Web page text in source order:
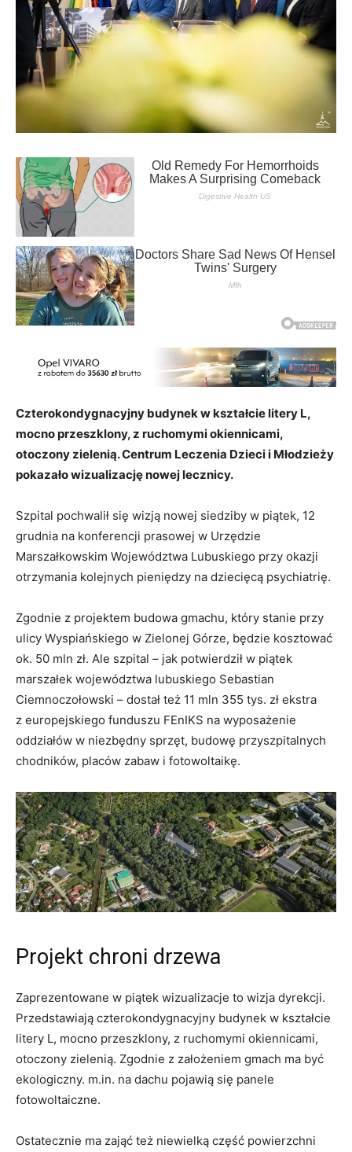
Czterokondygnacyjny budynek w kształcie litery L,
mocno przeszklony, z ruchomymi okiennicami,
otoczony zielenią. Centrum Leczenia Dzieci i Młodzieży
pokazało wizualizację nowej lecznicy.
Szpital pochwalił się wizją nowej siedziby w piątek, 12
grudnia na konferencji prasowej w Urzędzie
Marszałkowskim Województwa Lubuskiego przy okazji
otrzymania kolejnych pieniędzy na dziecięcą psychiatrię.
Zgodnie z projektem budowa gmachu, który stanie przy
ulicy Wyspiańskiego w Zielonej Górze, będzie kosztować
ok. 50 mln zł. Ale szpital – jak potwierdził w piątek
marszałek województwa lubuskiego Sebastian
Ciemnoczołowski – dostał też 11 mln 355 tys. zł ekstra
z europejskiego funduszu FEnIKS na wyposażenie
oddziałów w niezbędny sprzęt, budowę przyszpitalnych
chodników, placów zabaw i fotowoltaikę.
Projekt chroni drzewa
Zaprezentowane w piątek wizualizacje to wizja dyrekcji.
Przedstawiają czterokondygnacyjny budynek w kształcie
litery L, mocno przeszklony, z ruchomymi okiennicami,
otoczony zielenią. Zgodnie z założeniem gmach ma być
ekologiczny. m.in. na dachu pojawią się panele
fotowoltaiczne.
Ostatecznie ma zająć też niewielką część powierzchni